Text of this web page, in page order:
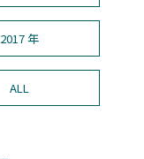
2017 年
ALL